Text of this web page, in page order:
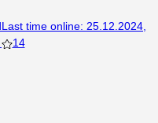
Last time online: 25.12.2024
14